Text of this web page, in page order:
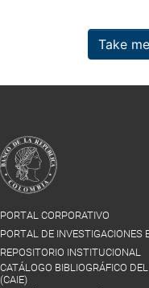
Take
PORTAL CORPORATIVO
PORTAL DE INVESTIGACIONES
REPOSITORIO INSTITUCIONAL
CATÁLOGO BIBLIOGRÁFICO
(CAIE)